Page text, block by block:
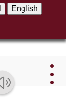
English